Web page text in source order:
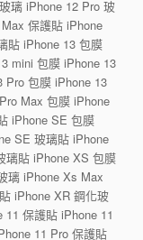
璃 iPhone 12 Pro 玻
保護貼 iPhone
貼 iPhone 13 包膜
mini 包膜 iPhone 13
Pro 包膜 iPhone 13
Max 包膜 iPhone
iPhone SE 包膜
SE 玻璃貼 iPhone
璃貼 iPhone XS 包膜
璃 iPhone Xs Max
iPhone XR 鋼化玻
保護貼 iPhone 11
11 Pro 保護貼